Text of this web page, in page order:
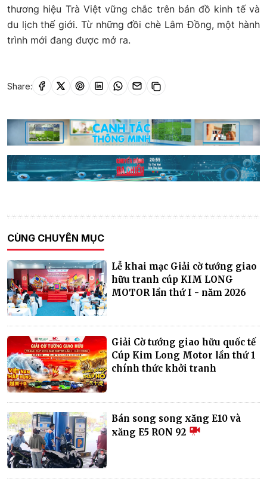
thương hiệu Trà Việt vững chắc trên bản đồ kinh tế và
du lịch thế giới. Từ những đồi chè Lâm Đồng, một hành
trình mới đang được mở ra.
Share:
CÙNG CHUYÊN MỤC
Lễ khai mạc Giải cờ tướng giao
hữu tranh cúp KIM LONG
MOTOR lần thứ I - năm 2026
Giải Cờ tướng giao hữu quốc tế
Cúp Kim Long Motor lần thứ 1
chính thức khởi tranh
Bán song song xăng E10 và
xăng E5 RON 92